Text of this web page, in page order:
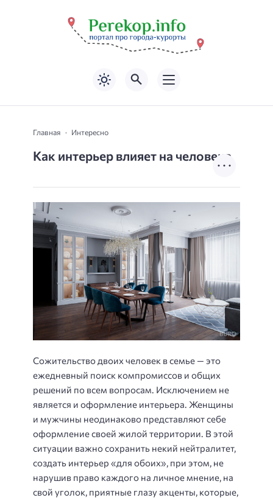
Главная Интересно
Как интерьер влияет на человека
Сожительство двоих человек в семье — это
ежедневный поиск компромиссов и общих
решений по всем вопросам. Исключением не
является и оформление интерьера. Женщины
и мужчины неодинаково представляют себе
оформление своей жилой территории. В этой
ситуации важно сохранить некий нейтралитет,
создать интерьер «для обоих», при этом, не
нарушив право каждого на личное мнение, на
свой уголок, приятные глазу акценты, которые,